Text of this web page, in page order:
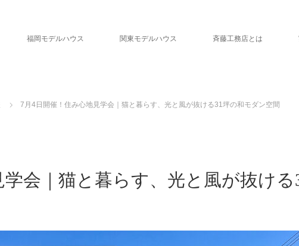
福岡モデルハウス 関東モデルハウス 斉藤工務店とは
7月4日開催！住み心地見学会｜猫と暮らす、光と風が抜ける31坪の和モダン空間
会｜猫と暮らす、光と風が抜ける